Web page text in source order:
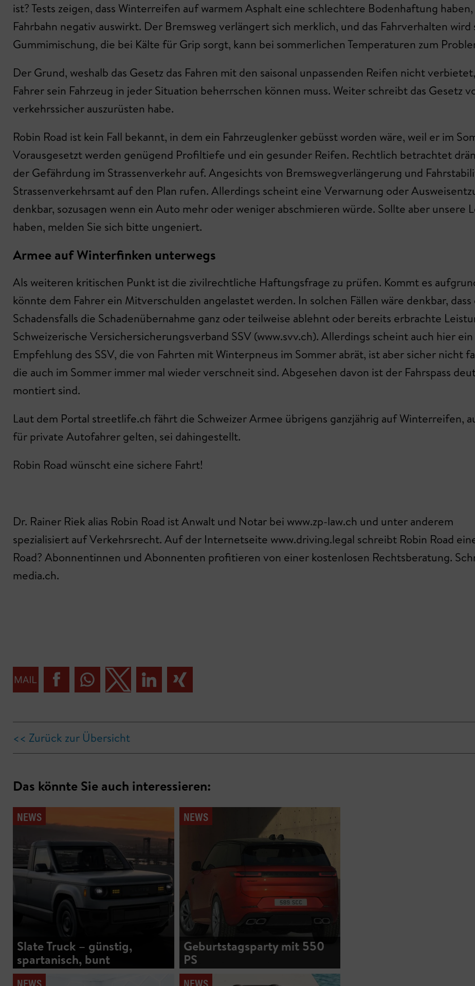
ist? Tests zeigen, dass Winterreifen auf warmem Asphalt eine schlechtere Bodenhaftung
Fahrbahn negativ auswirkt. Der Bremsweg verlängert sich merklich, und das Fahrverhalten
Gummimischung, die bei Kälte für Grip sorgt, kann bei sommerlichen Temperaturen zum
Der Grund, weshalb das Gesetz das Fahren mit den saisonal unpassenden Reifen nicht
Fahrer sein Fahrzeug in jeder Situation beherrschen können muss. Weiter schreibt das Gesetz
verkehrssicher auszurüsten habe.
Robin Road ist kein Fall bekannt, in dem ein Fahrzeuglenker gebüsst worden wäre, weil er im
Vorausgesetzt werden genügend Profiltiefe und ein gesunder Reifen. Rechtlich betrachtet
der Gefährdung im Strassenverkehr auf. Angesichts von Bremswegverlängerung und
Strassenverkehrsamt auf den Plan rufen. Allerdings scheint eine Verwarnung oder
denkbar, sozusagen wenn ein Auto mehr oder weniger abschmieren würde. Sollte aber unsere
haben, melden Sie sich bitte ungeniert.
Armee auf Winterfinken unterwegs
Als weiteren kritischen Punkt ist die zivilrechtliche Haftungsfrage zu prüfen. Kommt es
könnte dem Fahrer ein Mitverschulden angelastet werden. In solchen Fällen wäre denkbar,
Schadensfalls die Schadenübernahme ganz oder teilweise ablehnt oder bereits erbrachte
Schweizerische Versichersicherungsverband SSV (www.svv.ch). Allerdings scheint auch hier
Empfehlung des SSV, die von Fahrten mit Winterpneus im Sommer abrät, ist aber sicher nicht
die auch im Sommer immer mal wieder verschneit sind. Abgesehen davon ist der Fahrspass
montiert sind.
Laut dem Portal streetlife.ch fährt die Schweizer Armee übrigens ganzjährig auf Winterreifen,
für private Autofahrer gelten, sei dahingestellt.
Robin Road wünscht eine sichere Fahrt!
Dr. Rainer Riek alias Robin Road ist Anwalt und Notar bei www.zp-law.ch und unter anderem
spezialisiert auf Verkehrsrecht. Auf der Internetseite www.driving.legal schreibt Robin Road
Road? Abonnentinnen und Abonnenten profitieren von einer kostenlosen Rechtsberatung.
media.ch.
<< Zurück zur Übersicht
Das könnte Sie auch interessieren:
NEWS
Slate Truck – günstig,
spartanisch, bunt
NEWS
Geburtstagsparty mit 550
PS
NEWS NEWS